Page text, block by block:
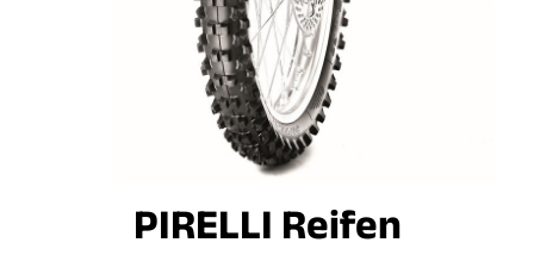
PIRELLI Reifen